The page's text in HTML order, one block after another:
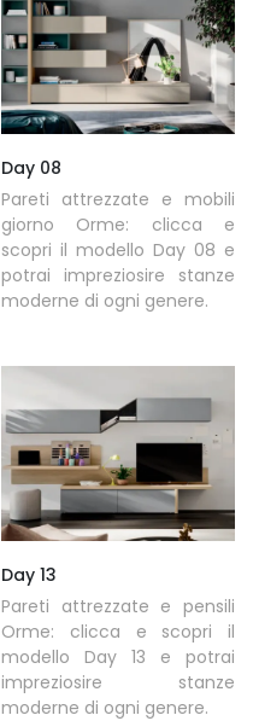
Day 08
Pareti attrezzate e mobili
giorno Orme: clicca e
scopri il modello Day 08 e
potrai impreziosire stanze
moderne di ogni genere.
Day 13
Pareti attrezzate e pensili
Orme: clicca e scopri il
modello Day 13 e potrai
impreziosire stanze
moderne di ogni genere.